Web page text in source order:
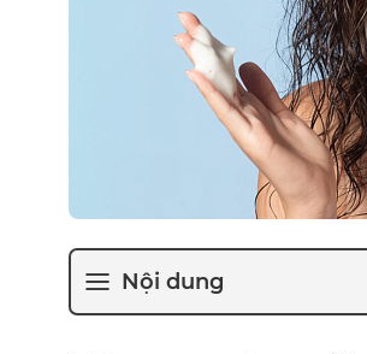
Nội dung